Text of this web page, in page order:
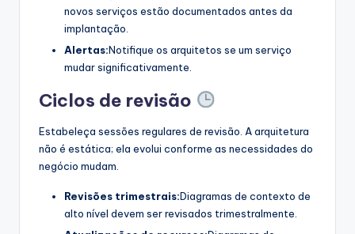
novos serviços estão documentados antes da
implantação.
Alertas:Notifique os arquitetos se um serviço
mudar significativamente.
Ciclos de revisão
Estabeleça sessões regulares de revisão. A arquitetura
não é estática; ela evolui conforme as necessidades do
negócio mudam.
Revisões trimestrais:Diagramas de contexto de
alto nível devem ser revisados trimestralmente.